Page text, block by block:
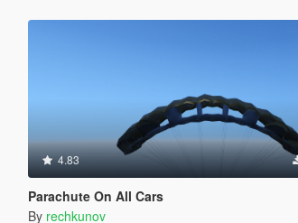
4.83
Parachute On All Cars
By rechkunov